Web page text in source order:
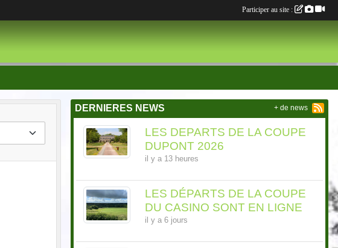
DERNIERES NEWS
LES DEPARTS DE LA COUPE
DUPONT 2026
il y a 13 heures
LES DÉPARTS DE LA COUPE
DU CASINO SONT EN LIGNE
il y a 6 jours
+ de news
Participer au site :